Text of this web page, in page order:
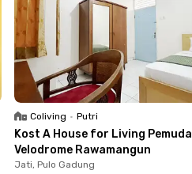
Coliving • Putri
Kost A House for Living Pemuda
Velodrome Rawamangun
Jati, Pulo Gadung